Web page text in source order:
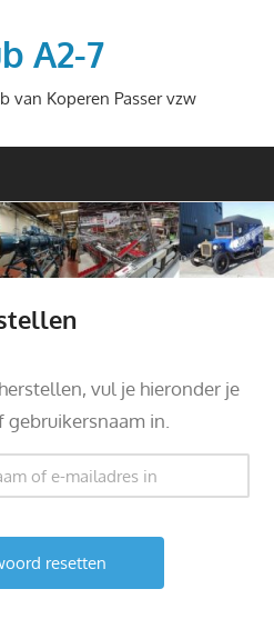
A2-7
van Koperen Passer vzw
vul je hieronder je
in.